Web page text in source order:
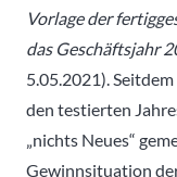
Vorlage der
das Geschäftsjahr
5.05.2021).
den testierten
„nichts Neues“
Gewinnsituation